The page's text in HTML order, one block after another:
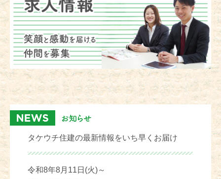
タケウチ住建の最新情報をいち早くお届け
令和8年8月11日(火)～